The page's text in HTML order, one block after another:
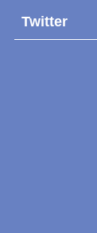
Twitter